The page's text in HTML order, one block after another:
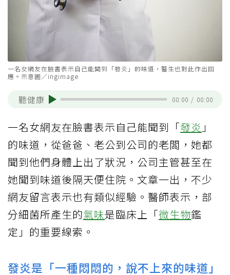
一名女網友在臉書表示自己能聞到「發炎」的味道，醫生也對此作出回
應。示意圖／ingimage
聽健康 00:00 / 00:00
一名女網友在臉書表示自己能聞到「發炎 」
的味道，從爸爸、老公到公司的老闆，她都
聞到他們身體上出了狀況，公司主管甚至在
她聞到味道後隔天便住院。文章一出，不少
網友留言表示也有類似經驗。醫師表示，部
分細菌所產生的氣味是臨床上「微生物鑑
定」的重要線索。
發炎是「一種悶悶的，說不上來的味道」